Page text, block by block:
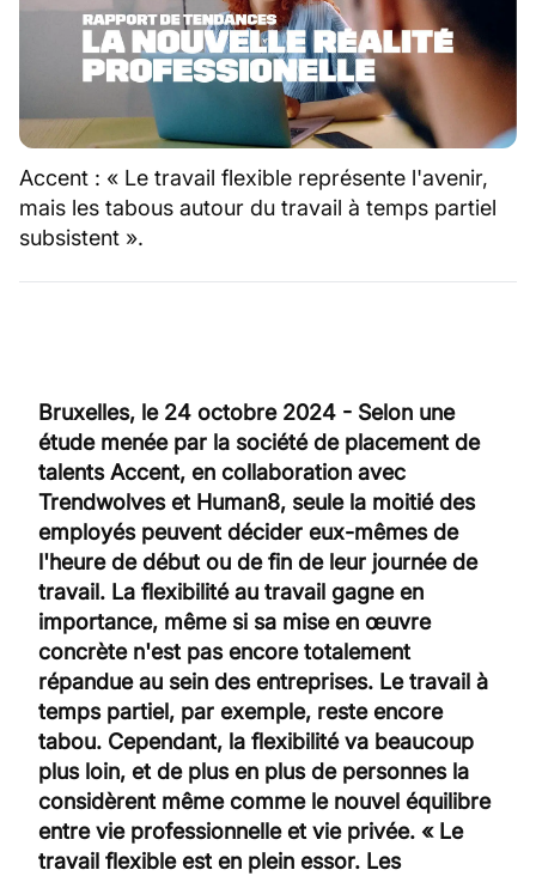
Accent : « Le travail flexible représente l'avenir,
mais les tabous autour du travail à temps partiel
subsistent ».
Bruxelles, le 24 octobre 2024 - Selon une
étude menée par la société de placement de
talents Accent, en collaboration avec
Trendwolves et Human8, seule la moitié des
employés peuvent décider eux-mêmes de
l'heure de début ou de fin de leur journée de
travail. La flexibilité au travail gagne en
importance, même si sa mise en œuvre
concrète n'est pas encore totalement
répandue au sein des entreprises. Le travail à
temps partiel, par exemple, reste encore
tabou. Cependant, la flexibilité va beaucoup
plus loin, et de plus en plus de personnes la
considèrent même comme le nouvel équilibre
entre vie professionnelle et vie privée. « Le
travail flexible est en plein essor. Les